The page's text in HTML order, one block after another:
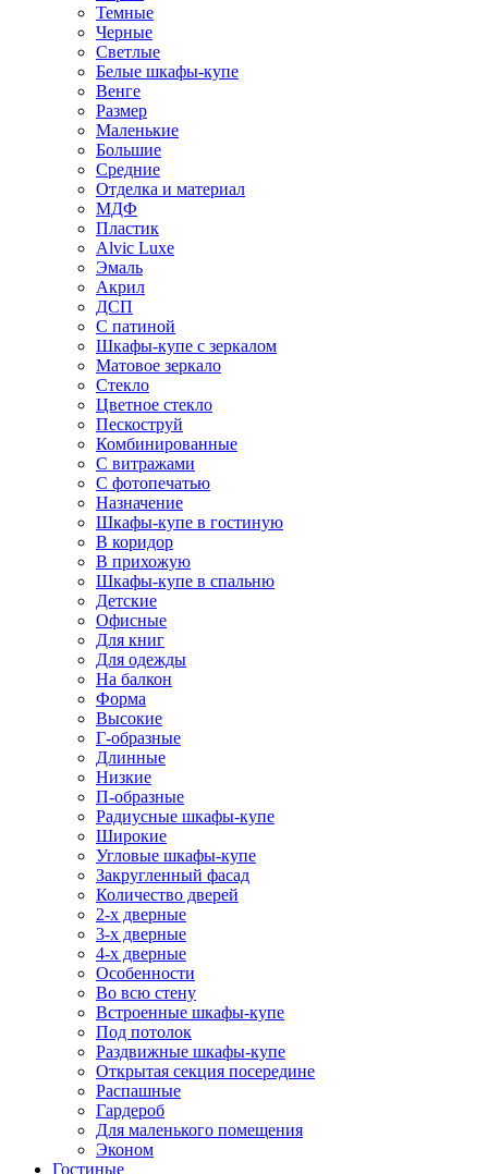
Темные
Черные
Светлые
Белые шкафы-купе
Венге
Размер
Маленькие
Большие
Средние
Отделка и материал
МДФ
Пластик
Alvic Luxe
Эмаль
Акрил
ДСП
С патиной
Шкафы-купе с зеркалом
Матовое зеркало
Стекло
Цветное стекло
Пескоструй
Комбинированные
С витражами
С фотопечатью
Назначение
Шкафы-купе в гостиную
В коридор
В прихожую
Шкафы-купе в спальню
Детские
Офисные
Для книг
Для одежды
На балкон
Форма
Высокие
Г-образные
Длинные
Низкие
П-образные
Радиусные шкафы-купе
Широкие
Угловые шкафы-купе
Закругленный фасад
Количество дверей
2-х дверные
3-х дверные
4-х дверные
Особенности
Во всю стену
Встроенные шкафы-купе
Под потолок
Раздвижные шкафы-купе
Открытая секция посередине
Распашные
Гардероб
Для маленького помещения
Эконом
Гостиные